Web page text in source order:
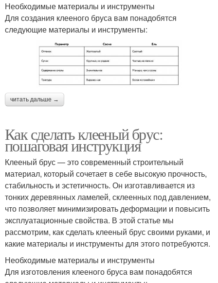
Необходимые материалы и инструменты
Для создания клееного бруса вам понадобятся
следующие материалы и инструменты:
читать дальше →
Как сделать клееный брус:
пошаговая инструкция
Клееный брус — это современный строительный
материал, который сочетает в себе высокую прочность,
стабильность и эстетичность. Он изготавливается из
тонких деревянных ламелей, склеенных под давлением,
что позволяет минимизировать деформации и повысить
эксплуатационные свойства. В этой статье мы
рассмотрим, как сделать клееный брус своими руками, и
какие материалы и инструменты для этого потребуются.
Необходимые материалы и инструменты
Для изготовления клееного бруса вам понадобятся